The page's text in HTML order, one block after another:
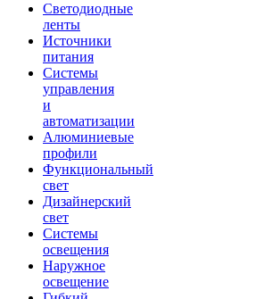
Светодиодные
ленты
Источники
питания
Системы
управления
и
автоматизации
Алюминиевые
профили
Функциональный
свет
Дизайнерский
свет
Системы
освещения
Наружное
освещение